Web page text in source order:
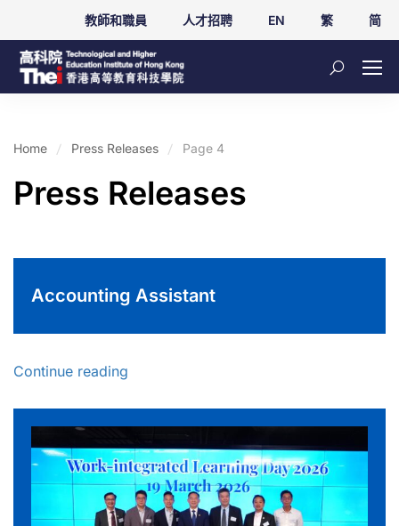
教師和職員 人才招聘 EN 繁 简
Home Press Releases Page 4
Press Releases
Accounting Assistant
Continue reading